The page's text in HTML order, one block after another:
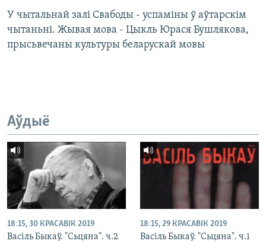
У чытальнай залі Свабоды - успаміны ў аўтарскім
чытаньні. Жывая мова - Цыкль Юрася Бушлякова,
прысьвечаны культуры беларускай мовы
Аўдыё
18:15, 30 КРАСАВІК 2019
Васіль Быкаў. "Сьцяна". ч.2
18:15, 29 КРАСАВІК 2019
Васіль Быкаў. "Сьцяна". ч.1